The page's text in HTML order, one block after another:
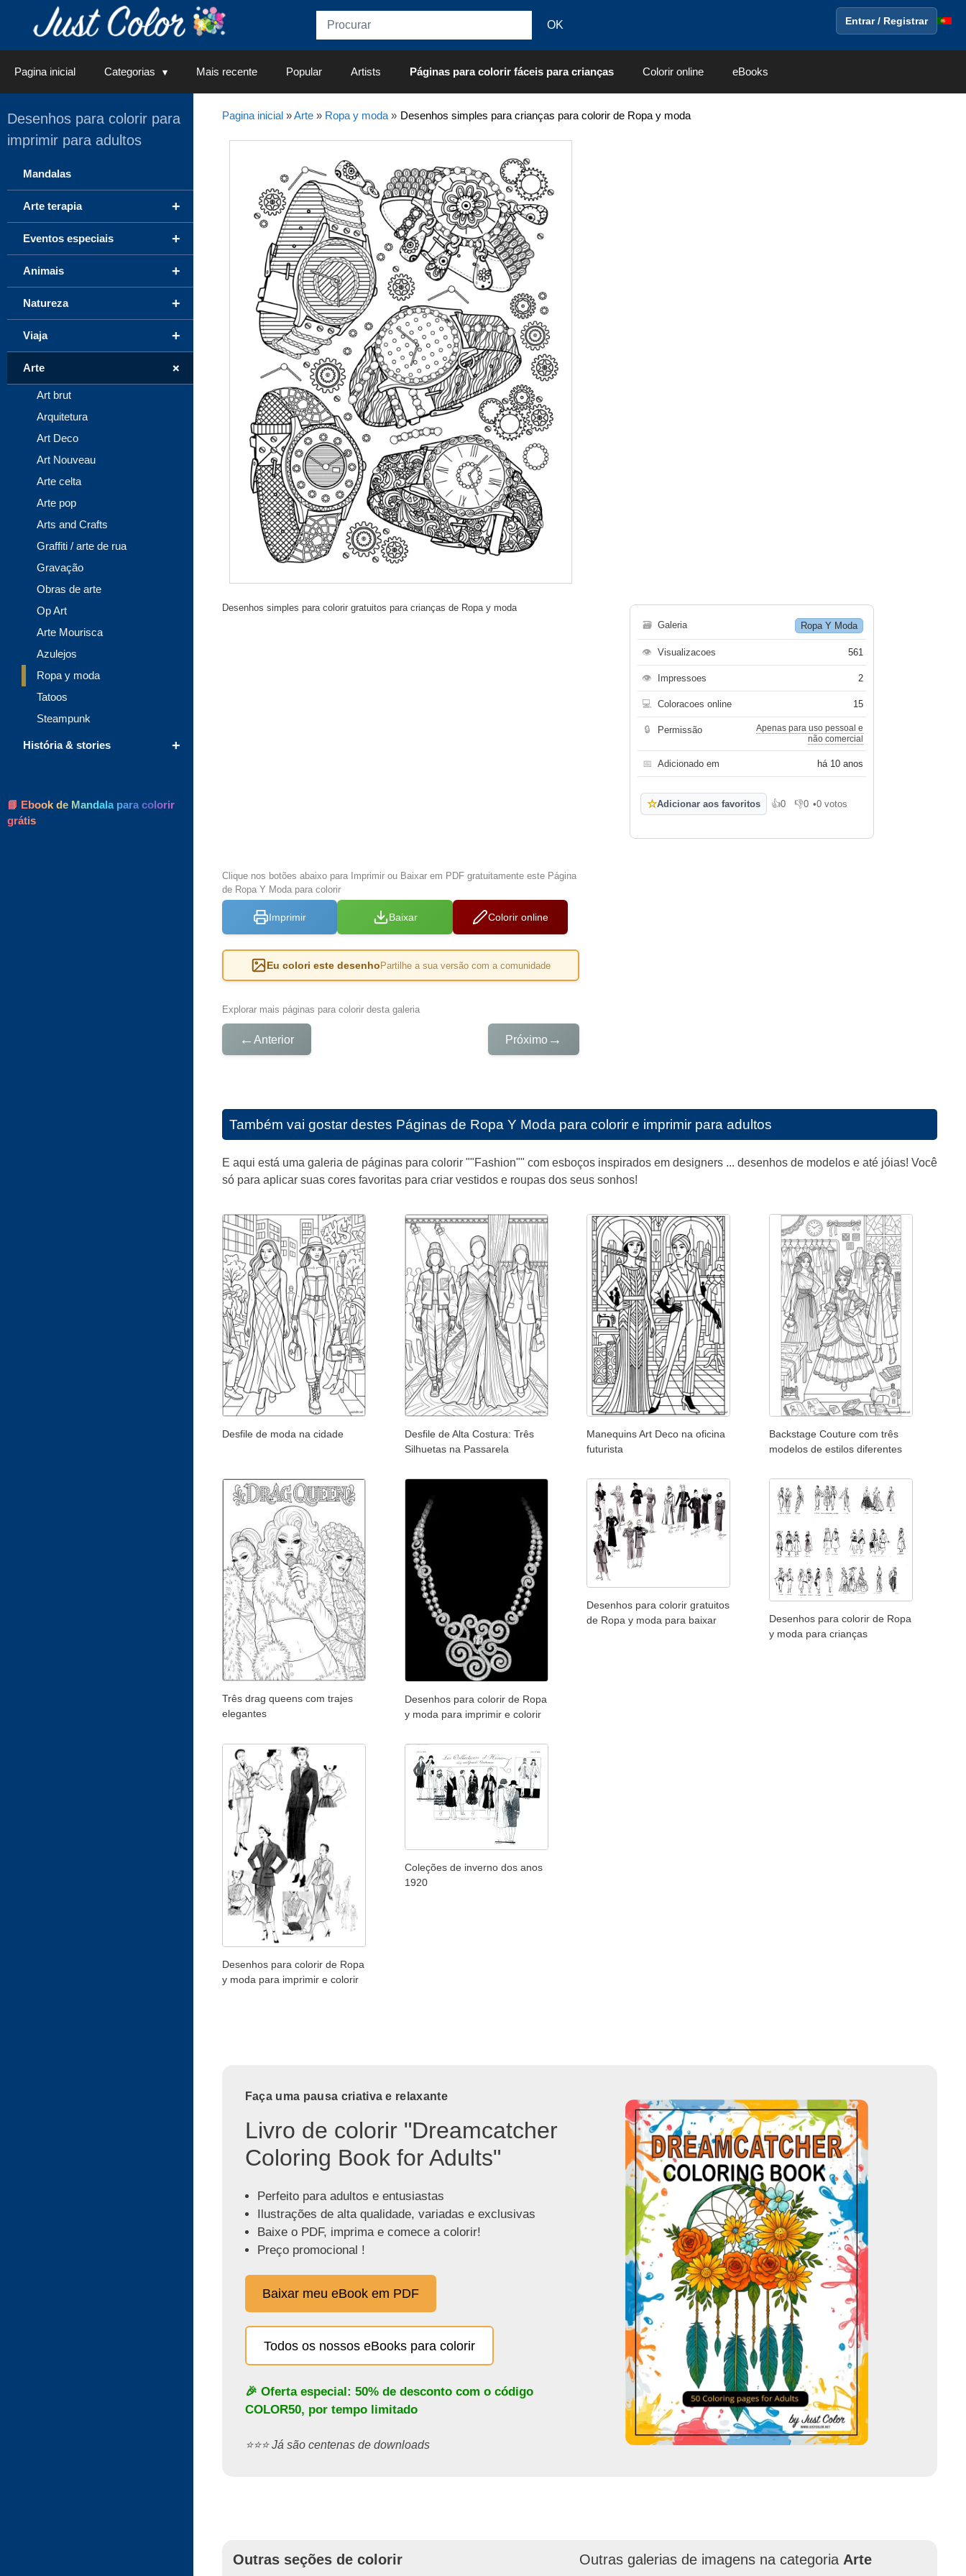
Entrar / Registrar
Pagina inicial Categorias Mais recente Popular Artists Páginas para colorir fáceis para crianças Colorir online eBooks
Pagina inicial»Arte» Ropa y moda» Desenhos simples para crianças para colorir de Ropa y moda
Desenhos simples para colorir gratuitos para crianças de Ropa y moda
Clique nos botões abaixo para Imprimir ou Baixar em PDF gratuitamente este Página
de Ropa Y Moda para colorir
Imprimir Baixar Colorir online
Eu colori este desenho Partilhe a sua versão com a comunidade
Explorar mais páginas para colorir desta galeria
← Anterior Próximo →
🗃 Galeria Ropa Y Moda
👁 Visualizacoes 561
👁 Impressoes 2
💻 Coloracoes online 15
🔒 Permissão
Apenas para uso pessoal e
não comercial
📅 Adicionado em há 10 anos
☆Adicionar aos favoritos 👍0
Gosto 👎0
Não gosto
•0 votos
Também vai gostar destes Páginas de Ropa Y Moda para colorir e imprimir para adultos
E aqui está uma galeria de páginas para colorir ""Fashion"" com esboços inspirados em designers ... desenhos de modelos e até jóias! Você
só para aplicar suas cores favoritas para criar vestidos e roupas dos seus sonhos!
Desfile de moda na cidade
Desfile de Alta Costura: Três
Silhuetas na Passarela
Manequins Art Deco na oficina
futurista
Backstage Couture com três
modelos de estilos diferentes
Três drag queens com trajes
elegantes
Desenhos para colorir de Ropa
y moda para imprimir e colorir
Desenhos para colorir gratuitos
de Ropa y moda para baixar
Desenhos para colorir de Ropa
y moda para crianças
Desenhos para colorir de Ropa
y moda para imprimir e colorir
Coleções de inverno dos anos
1920
Faça uma pausa criativa e relaxante
Livro de colorir "Dreamcatcher
Coloring Book for Adults"
Perfeito para adultos e entusiastas
Ilustrações de alta qualidade, variadas e exclusivas
Baixe o PDF, imprima e comece a colorir!
Preço promocional !
Baixar meu eBook em PDF
Todos os nossos eBooks para colorir
🎉 Oferta especial: 50% de desconto com o código
COLOR50, por tempo limitado
⭐️⭐️⭐️ Já são centenas de downloads
Outras seções de colorir Outras galerias de imagens na categoriaArte
Desenhos para colorir para
imprimir para adultos
Mandalas
+
Arte terapia
+
Eventos especiais
+
Animais
+
Natureza
+
Viaja
+
Arte
Art brut
Arquitetura
Art Deco
Art Nouveau
Arte celta
Arte pop
Arts and Crafts
Graffiti / arte de rua
Gravação
Obras de arte
Op Art
Arte Mourisca
Azulejos
Ropa y moda
Tatoos
Steampunk
+
História & stories
📘 Ebook de Mandala para colorir
grátis